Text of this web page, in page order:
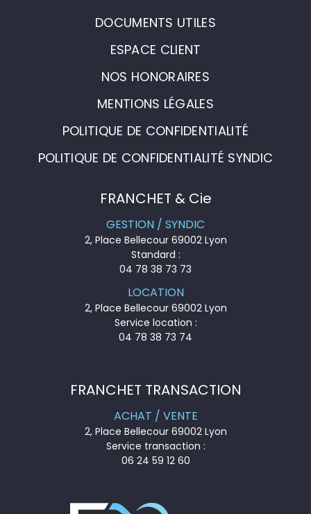
DOCUMENTS UTILES
ESPACE CLIENT
NOS HONORAIRES
MENTIONS LÉGALES
POLITIQUE DE CONFIDENTIALITÉ
POLITIQUE DE CONFIDENTIALITÉ SYNDIC
FRANCHET & Cie
GESTION / SYNDIC
2, Place Bellecour 69002 Lyon
Standard :
04 78 38 73 73
LOCATION
2, Place Bellecour 69002 Lyon
Service location :
04 78 38 73 74
FRANCHET TRANSACTION
ACHAT / VENTE
2, Place Bellecour 69002 Lyon
Service transaction :
06 24 59 12 60